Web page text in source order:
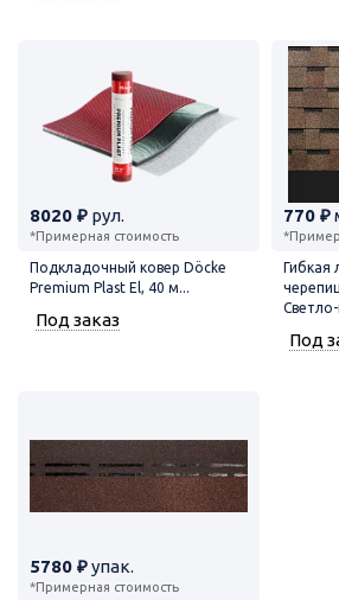
8020 ₽ рул.
*Примерная стоимость
Подкладочный ковер Döcke
Premium Plast El, 40 м...
Под заказ
770 ₽
Гибкая
Светло-
Под
5780 ₽упак.
*Примерная стоимость